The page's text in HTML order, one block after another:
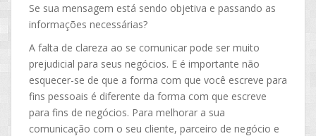
Se sua mensagem está sendo objetiva e passando as
informações necessárias?
A falta de clareza ao se comunicar pode ser muito
prejudicial para seus negócios. E é importante não
esquecer-se de que a forma com que você escreve para
fins pessoais é diferente da forma com que escreve
para fins de negócios. Para melhorar a sua
comunicação com o seu cliente, parceiro de negócio e